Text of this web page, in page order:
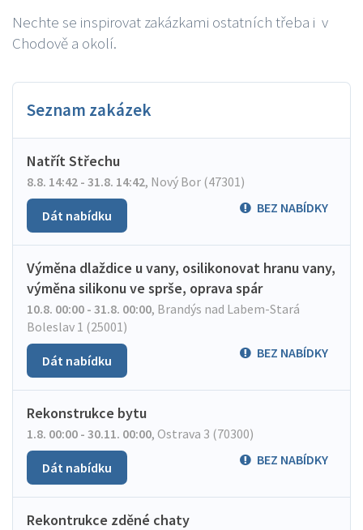
Nechte se inspirovat zakázkami ostatních třeba i v
Chodově a okolí.
Seznam zakázek
Natřít Střechu
8.8. 14:42 - 31.8. 14:42, Nový Bor (47301)
BEZ NABÍDKY
Dát nabídku
Výměna dlaždice u vany, osilikonovat hranu vany,
výměna silikonu ve sprše, oprava spár
10.8. 00:00 - 31.8. 00:00, Brandýs nad Labem-Stará
Boleslav 1 (25001)
BEZ NABÍDKY
Dát nabídku
Rekonstrukce bytu
1.8. 00:00 - 30.11. 00:00, Ostrava 3 (70300)
BEZ NABÍDKY
Dát nabídku
Rekontrukce zděné chaty